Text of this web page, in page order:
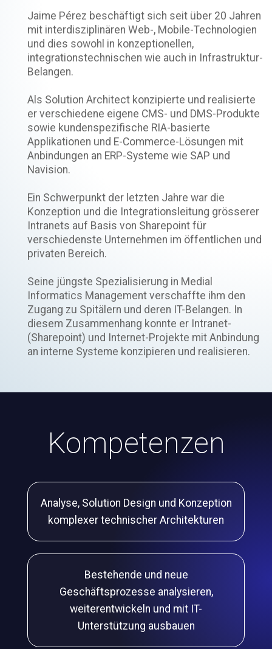
Jaime Pérez beschäftigt sich seit über 20 Jahren
mit interdisziplinären Web-, Mobile-Technologien
und dies sowohl in konzeptionellen,
integrationstechnischen wie auch in Infrastruktur-
Belangen.
Als Solution Architect konzipierte und realisierte
er verschiedene eigene CMS- und DMS-Produkte
sowie kundenspezifische RIA-basierte
Applikationen und E-Commerce-Lösungen mit
Anbindungen an ERP-Systeme wie SAP und
Navision.
Ein Schwerpunkt der letzten Jahre war die
Konzeption und die Integrationsleitung grösserer
Intranets auf Basis von Sharepoint für
verschiedenste Unternehmen im öffentlichen und
privaten Bereich.
Seine jüngste Spezialisierung in Medial
Informatics Management verschaffte ihm den
Zugang zu Spitälern und deren IT-Belangen. In
diesem Zusammenhang konnte er Intranet-
(Sharepoint) und Internet-Projekte mit Anbindung
an interne Systeme konzipieren und realisieren.
Kompetenzen
Analyse, Solution Design und Konzeption
komplexer technischer Architekturen
Bestehende und neue
Geschäftsprozesse analysieren,
weiterentwickeln und mit IT-
Unterstützung ausbauen